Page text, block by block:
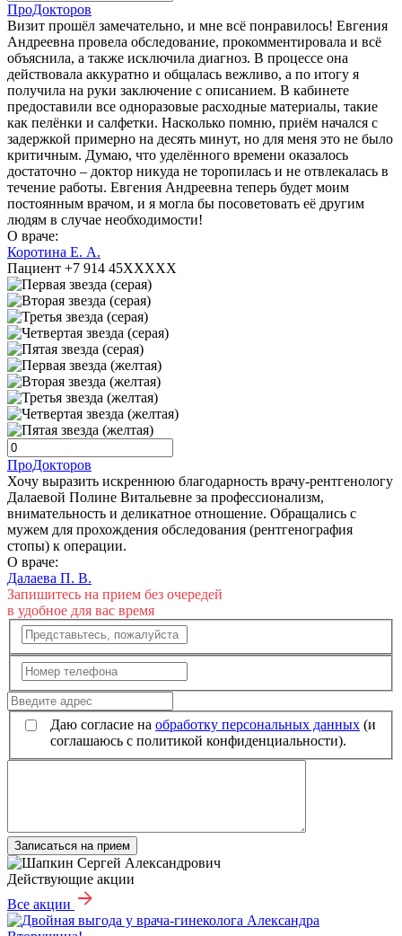
ПроДокторов
Визит прошёл замечательно, и мне всё понравилось! Евгения
Андреевна провела обследование, прокомментировала и всё
объяснила, а также исключила диагноз. В процессе она
действовала аккуратно и общалась вежливо, а по итогу я
получила на руки заключение с описанием. В кабинете
предоставили все одноразовые расходные материалы, такие
как пелёнки и салфетки. Насколько помню, приём начался с
задержкой примерно на десять минут, но для меня это не было
критичным. Думаю, что уделённого времени оказалось
достаточно – доктор никуда не торопилась и не отвлекалась в
течение работы. Евгения Андреевна теперь будет моим
постоянным врачом, и я могла бы посоветовать её другим
людям в случае необходимости!
О враче:
Коротина Е. А.
Пациент +7 914 45XXXXX
ПроДокторов
Хочу выразить искреннюю благодарность врачу-рентгенологу
Далаевой Полине Витальевне за профессионализм,
внимательность и деликатное отношение. Обращались с
мужем для прохождения обследования (рентгенография
стопы) к операции.
О враче:
Далаева П. В.
Запишитесь на прием без очередей
в удобное для вас время
Даю согласие на обработку персональных данных (и
соглашаюсь с политикой конфиденциальности).
Записаться на прием
Действующие акции
Все акции